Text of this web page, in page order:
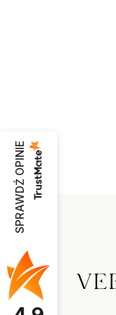
SPRAWDŹ OPINIE